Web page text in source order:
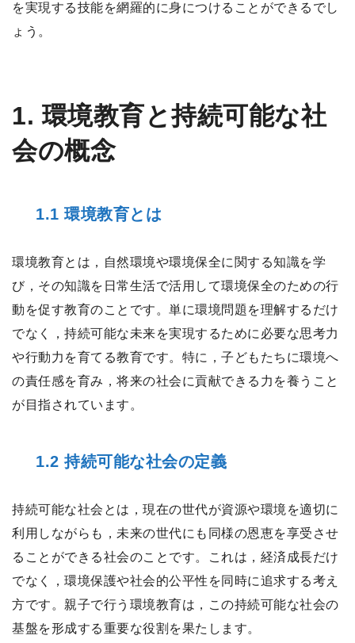
を実現する技能を網羅的に身につけることができるでし
ょう。
1. 環境教育と持続可能な社
会の概念
1.1 環境教育とは
環境教育とは，自然環境や環境保全に関する知識を学
び，その知識を日常生活で活用して環境保全のための行
動を促す教育のことです。単に環境問題を理解するだけ
でなく，持続可能な未来を実現するために必要な思考力
や行動力を育てる教育です。特に，子どもたちに環境へ
の責任感を育み，将来の社会に貢献できる力を養うこと
が目指されています。
1.2 持続可能な社会の定義
持続可能な社会とは，現在の世代が資源や環境を適切に
利用しながらも，未来の世代にも同様の恩恵を享受させ
ることができる社会のことです。これは，経済成長だけ
でなく，環境保護や社会的公平性を同時に追求する考え
方です。親子で行う環境教育は，この持続可能な社会の
基盤を形成する重要な役割を果たします。